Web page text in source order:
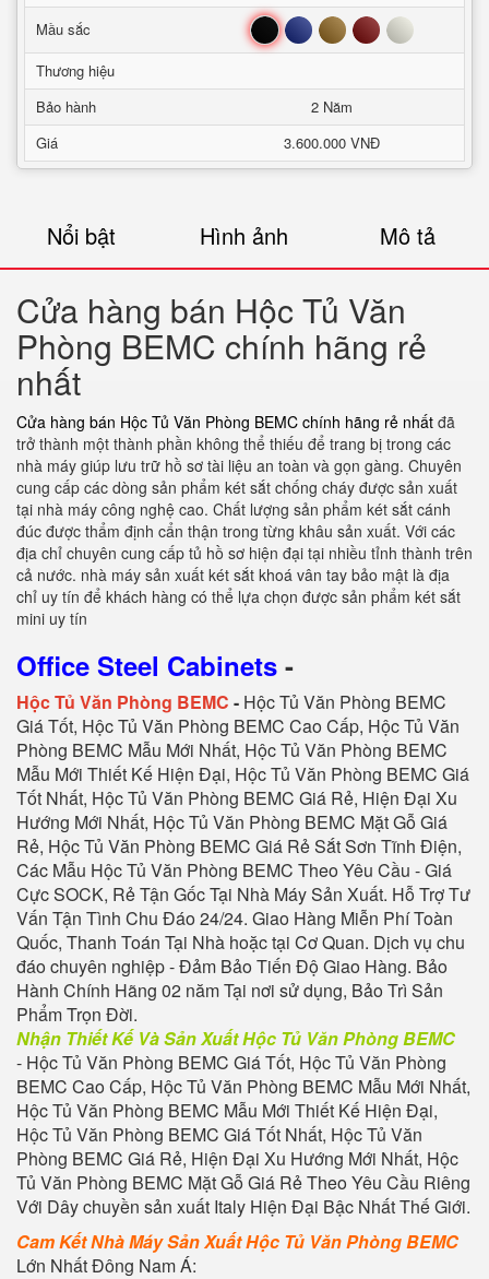
Mầu sắc Đen Xanh Nâu Đỏ Trắng
Thương hiệu
Bảo hành
2 Năm
Giá
3.600.000 VNĐ
Nổi bật Hình ảnh Mô tả
Cửa hàng bán Hộc Tủ Văn
Phòng BEMC chính hãng rẻ
nhất
Cửa hàng bán Hộc Tủ Văn Phòng BEMC chính hãng rẻ nhất đã
trở thành một thành phần không thể thiếu để trang bị trong các
nhà máy giúp lưu trữ hồ sơ tài liệu an toàn và gọn gàng. Chuyên
cung cấp các dòng sản phẩm két sắt chống cháy được sản xuất
tại nhà máy công nghệ cao. Chất lượng sản phẩm két sắt cánh
đúc được thẩm định cẩn thận trong từng khâu sản xuất. Với các
địa chỉ chuyên cung cấp tủ hồ sơ hiện đại tại nhiều tỉnh thành trên
cả nước. nhà máy sản xuất két sắt khoá vân tay bảo mật là địa
chỉ uy tín để khách hàng có thể lựa chọn được sản phẩm két sắt
mini uy tín
Office Steel Cabinets -
Hộc Tủ Văn Phòng BEMC - Hộc Tủ Văn Phòng BEMC
Giá Tốt, Hộc Tủ Văn Phòng BEMC Cao Cấp, Hộc Tủ Văn
Phòng BEMC Mẫu Mới Nhất, Hộc Tủ Văn Phòng BEMC
Mẫu Mới Thiết Kế Hiện Đại, Hộc Tủ Văn Phòng BEMC Giá
Tốt Nhất, Hộc Tủ Văn Phòng BEMC Giá Rẻ, Hiện Đại Xu
Hướng Mới Nhất, Hộc Tủ Văn Phòng BEMC Mặt Gỗ Giá
Rẻ, Hộc Tủ Văn Phòng BEMC Giá Rẻ Sắt Sơn Tĩnh Điện,
Các Mẫu Hộc Tủ Văn Phòng BEMC Theo Yêu Cầu - Giá
Cực SOCK, Rẻ Tận Gốc Tại Nhà Máy Sản Xuất. Hỗ Trợ Tư
Vấn Tận Tình Chu Đáo 24/24. Giao Hàng Miễn Phí Toàn
Quốc, Thanh Toán Tại Nhà hoặc tại Cơ Quan. Dịch vụ chu
đáo chuyên nghiệp - Đảm Bảo Tiến Độ Giao Hàng. Bảo
Hành Chính Hãng 02 năm Tại nơi sử dụng, Bảo Trì Sản
Phẩm Trọn Đời.
Nhận Thiết Kế Và Sản XuấtHộc Tủ Văn Phòng BEMC
- Hộc Tủ Văn Phòng BEMC Giá Tốt, Hộc Tủ Văn Phòng
BEMC Cao Cấp, Hộc Tủ Văn Phòng BEMC Mẫu Mới Nhất,
Hộc Tủ Văn Phòng BEMC Mẫu Mới Thiết Kế Hiện Đại,
Hộc Tủ Văn Phòng BEMC Giá Tốt Nhất, Hộc Tủ Văn
Phòng BEMC Giá Rẻ, Hiện Đại Xu Hướng Mới Nhất, Hộc
Tủ Văn Phòng BEMC Mặt Gỗ Giá Rẻ Theo Yêu Cầu Riêng
Với Dây chuyền sản xuất Italy Hiện Đại Bậc Nhất Thế Giới.
Cam Kết Nhà Máy Sản XuấtHộc Tủ Văn Phòng BEMC
Lớn Nhất Đông Nam Á: